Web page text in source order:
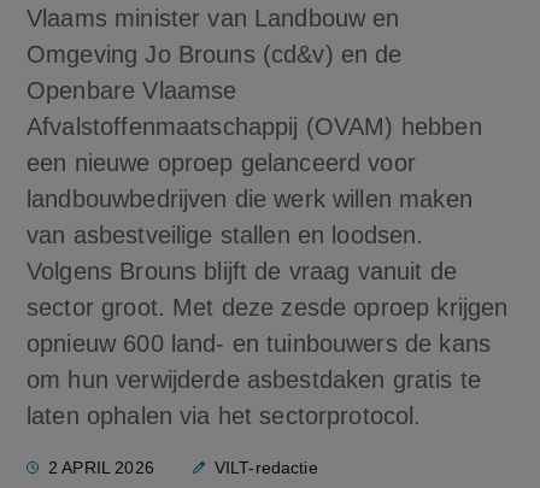
Vlaams minister van Landbouw en
Omgeving Jo Brouns (cd&v) en de
Openbare Vlaamse
Afvalstoffenmaatschappij (OVAM) hebben
een nieuwe oproep gelanceerd voor
landbouwbedrijven die werk willen maken
van asbestveilige stallen en loodsen.
Volgens Brouns blijft de vraag vanuit de
sector groot. Met deze zesde oproep krijgen
opnieuw 600 land- en tuinbouwers de kans
om hun verwijderde asbestdaken gratis te
laten ophalen via het sectorprotocol.
2 APRIL 2026 VILT-redactie